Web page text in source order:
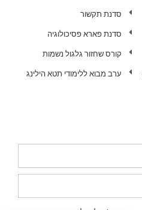
סדנת תקשור
סדנת פארא פסיכולוגיה
קורס שחזור גלגול נשמות
ערב מבוא ללימודי תטא הילינג